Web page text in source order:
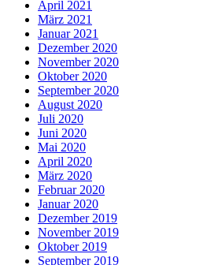
April 2021
März 2021
Januar 2021
Dezember 2020
November 2020
Oktober 2020
September 2020
August 2020
Juli 2020
Juni 2020
Mai 2020
April 2020
März 2020
Februar 2020
Januar 2020
Dezember 2019
November 2019
Oktober 2019
September 2019